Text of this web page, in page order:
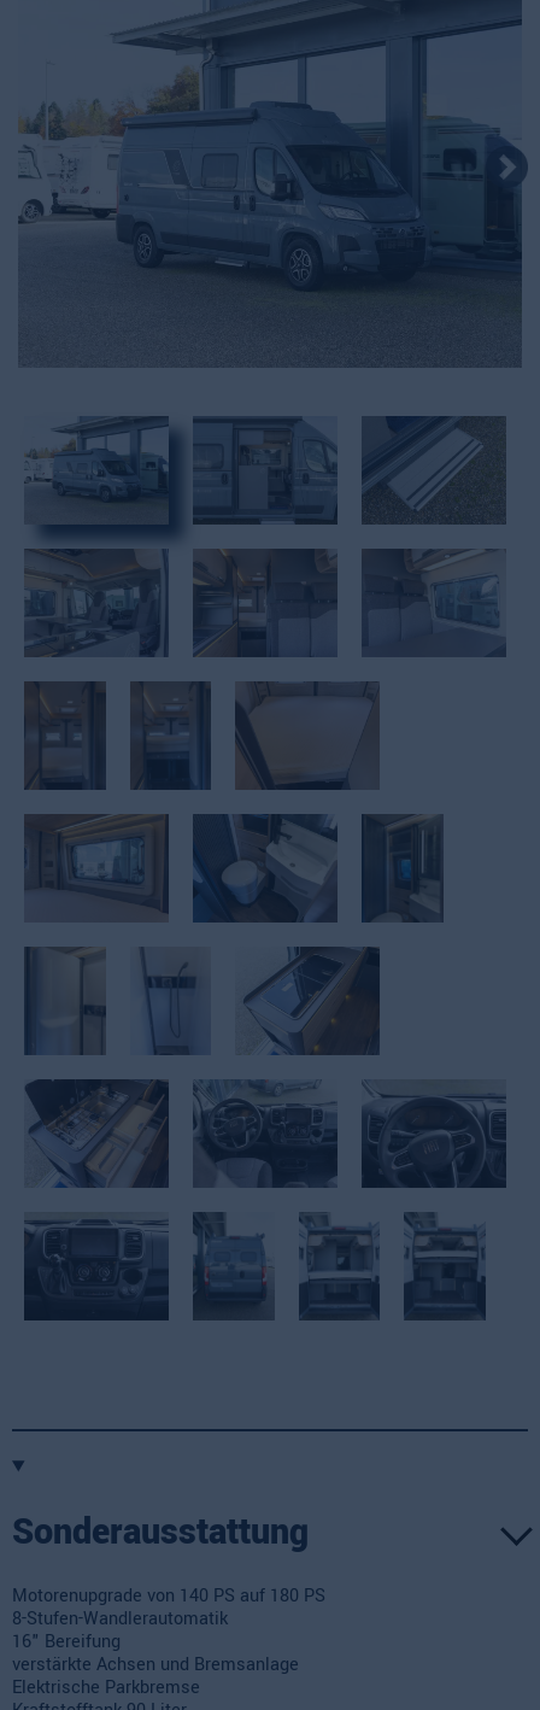
Sonderausstattung
Motorenupgrade von 140 PS auf 180 PS
8-Stufen-Wandlerautomatik
16" Bereifung
verstärkte Achsen und Bremsanlage
Elektrische Parkbremse